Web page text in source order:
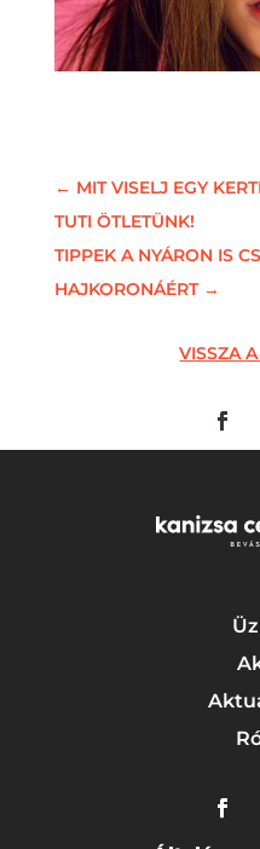
← MIT VISELJ EGY
TUTI ÖTLETÜNK!
TIPPEK A NYÁRON IS
HAJKORONÁÉRT→
VISSZA